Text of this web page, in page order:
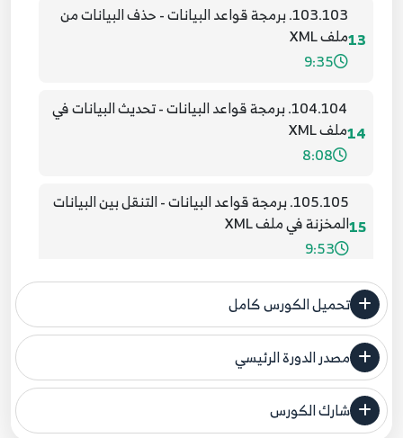
13
103.103. برمجة قواعد البيانات - حذف البيانات من
ملف XML
9:35
14
104.104. برمجة قواعد البيانات - تحديث البيانات في
ملف XML
8:08
15
105.105. برمجة قواعد البيانات - التنقل بين البيانات
المخزنة في ملف XML
9:53
16ريبورت (تهيئة البرنامج)
11:32
17
107.107. طباعة التقارير Reporting - ميكروسوفت
ريبورت (طباعة الكل)
تحميل الكورس كامل
مصدر الدورة الرئيسي
فنحن لا ندعي ملكية أي دورة ولهذا نضع المصدر الأصلي لكم
شارك الكورس